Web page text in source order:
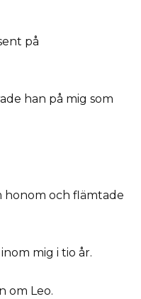
på
han på mig som
honom och flämtade
mig i tio år.
om Leo.